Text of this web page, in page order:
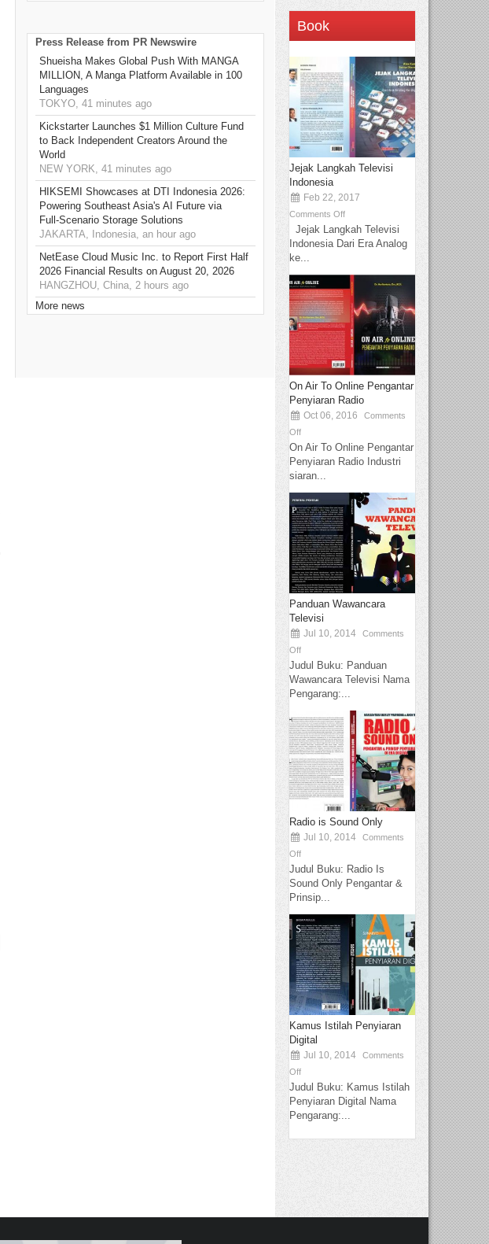
Press Release from PR Newswire
Shueisha Makes Global Push With MANGA
MILLION, A Manga Platform Available in 100
Languages
TOKYO, 41 minutes ago
Kickstarter Launches $1 Million Culture Fund
to Back Independent Creators Around the
World
NEW YORK, 41 minutes ago
HIKSEMI Showcases at DTI Indonesia 2026:
Powering Southeast Asia's AI Future via
Full‑Scenario Storage Solutions
JAKARTA, Indonesia, an hour ago
NetEase Cloud Music Inc. to Report First Half
2026 Financial Results on August 20, 2026
HANGZHOU, China, 2 hours ago
More news
Book
Jejak Langkah Televisi
Indonesia
Feb 22, 2017
Comments Off
Jejak Langkah Televisi
Indonesia Dari Era Analog
ke...
On Air To Online Pengantar
Penyiaran Radio
Oct 06, 2016
Comments
Off
On Air To Online Pengantar
Penyiaran Radio Industri
siaran...
Panduan Wawancara
Televisi
Jul 10, 2014
Comments
Off
Judul Buku: Panduan
Wawancara Televisi Nama
Pengarang:...
Radio is Sound Only
Jul 10, 2014
Comments
Off
Judul Buku: Radio Is
Sound Only Pengantar &
Prinsip...
Kamus Istilah Penyiaran
Digital
Jul 10, 2014
Comments
Off
Judul Buku: Kamus Istilah
Penyiaran Digital Nama
Pengarang:...